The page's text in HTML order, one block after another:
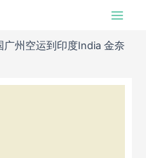
Main
广州空运到印度India 金奈